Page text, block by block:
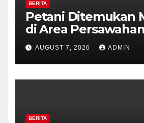
BERITA
Petani Ditemukan
di Area
Polisi Pastikan
Tanda Kekerasan
AUGUST 7, 2026 ADMIN
BERITA